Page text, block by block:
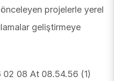
önceleyen projelerle yerel
geliştirmeye